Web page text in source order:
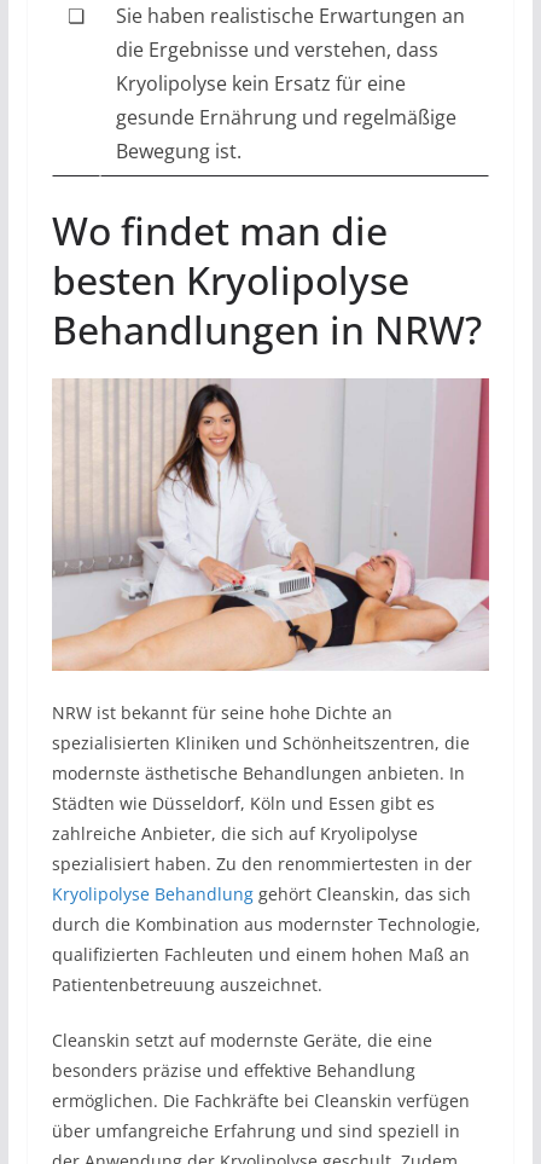
❏
Sie haben realistische Erwartungen an
die Ergebnisse und verstehen, dass
Kryolipolyse kein Ersatz für eine
gesunde Ernährung und regelmäßige
Bewegung ist.
Wo findet man die
besten Kryolipolyse
Behandlungen in NRW?
NRW ist bekannt für seine hohe Dichte an
spezialisierten Kliniken und Schönheitszentren, die
modernste ästhetische Behandlungen anbieten. In
Städten wie Düsseldorf, Köln und Essen gibt es
zahlreiche Anbieter, die sich auf Kryolipolyse
spezialisiert haben. Zu den renommiertesten in der
Kryolipolyse Behandlunggehört Cleanskin, das sich
durch die Kombination aus modernster Technologie,
qualifizierten Fachleuten und einem hohen Maß an
Patientenbetreuung auszeichnet.
Cleanskin setzt auf modernste Geräte, die eine
besonders präzise und effektive Behandlung
ermöglichen. Die Fachkräfte bei Cleanskin verfügen
über umfangreiche Erfahrung und sind speziell in